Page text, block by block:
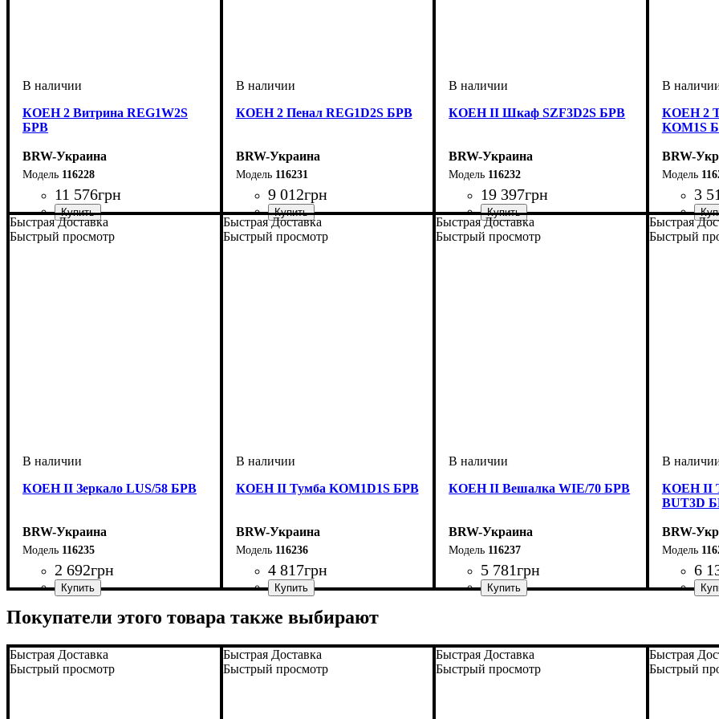
КОЕН 2 Витрина REG1W2S
БРВ
BRW-Украина
116228
11 576грн
ширина, мм: 585
высота, мм: 2005
глубина, мм: 400
КОЕН 2 Пенал REG1D2S БРВ
BRW-Украина
116231
9 012грн
ширина, мм: 585
высота, мм: 2005
глубина, мм: 400
КОЕН II Шкаф SZF3D2S БРВ
BRW-Украина
116232
19 397грн
ширина, мм: 1635
высота, мм: 2080
глубина, мм: 565
КОЕН 2
KOM1S
BRW-
3
ширина,
высота,
глубина,
Быстрая Доставка
Быстрый просмотр
КОЕН II Зеркало LUS/58 БРВ
BRW-Украина
116235
2 692грн
Быстрая Доставка
Быстрый просмотр
КОЕН II Тумба KOM1D1S БРВ
BRW-Украина
116236
4 817грн
Быстрая Доставка
Быстрый просмотр
КОЕН II Вешалка WIE/70 БРВ
BRW-Украина
116237
5 781грн
Быстрая
Быстрый
КОЕН II
BUT3D
BRW-
6
Покупатели этого товара также выбирают
Быстрая Доставка
Быстрый просмотр
Быстрая Доставка
Быстрый просмотр
Быстрая Доставка
Быстрый просмотр
Быстрая
Быстрый